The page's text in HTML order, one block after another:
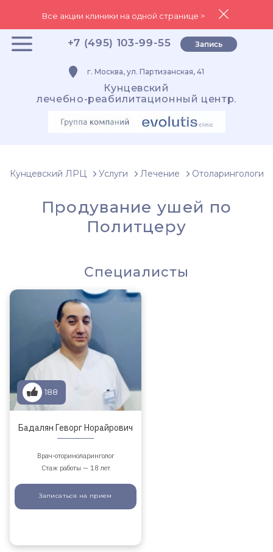
Все акции клиники на одной странице >
+7 (495) 103-99-55 Запись
г. Москва, ул. Партизанская, 41
Кунцевский
лечебно-реабилитационный центр.
Кунцевский ЛРЦ Услуги Лечение Отоларингология
Продувание ушей по
Политцеру
Специалисты
188
Бадалян Геворг Норайрович
Врач-оториноларинголог
Стаж работы — 18 лет
Записаться на прием